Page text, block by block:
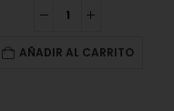
AÑADIR AL CARRITO